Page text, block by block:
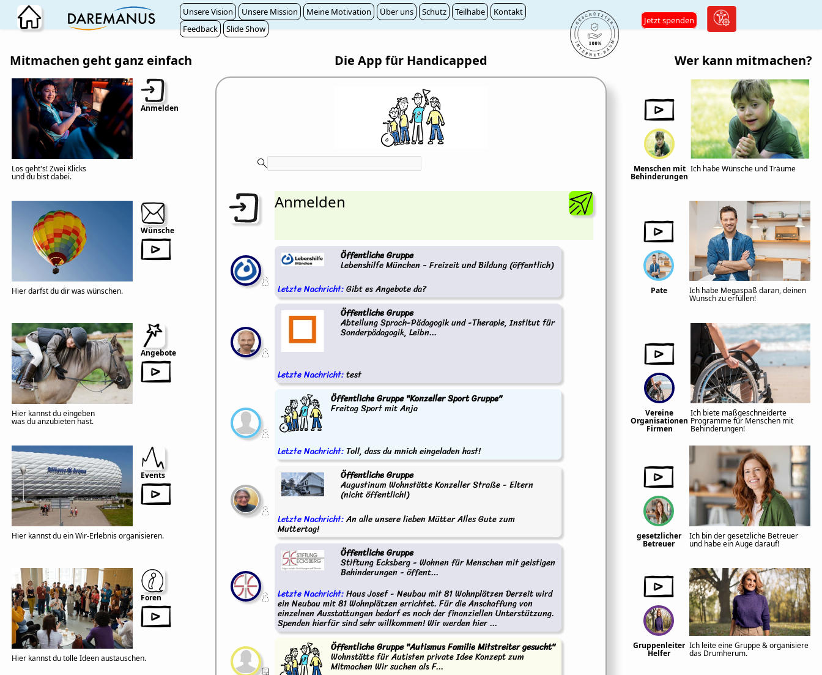
Zum Hauptinhalt wechseln Unsere Vision Unsere Mission Meine Motivation Über uns Schutz Teilhabe
Kontakt
Feedback
Slide Show
Jetzt spenden
Mitmachen geht ganz einfach Die App für Handicapped Wer kann mitmachen?
Anmelden
Los geht's! Zwei Klicks
und du bist dabei.
Wünsche
Hier darfst du dir was wünschen.
Angebote
Hier kannst du eingeben
was du anzubieten hast.
Events
Hier kannst du ein Wir-Erlebnis organisieren.
Foren
Hier kannst du tolle Ideen austauschen.
Anmelden
Öffentliche Gruppe
Lebenshilfe München - Freizeit und Bildung (öffentlich)
Letzte Nachricht:Gibt es Angebote da?
Öffentliche Gruppe
Abteilung Sprach-Pädagogik und -Therapie, Institut für
Sonderpädagogik, Leibn...
Letzte Nachricht:test
Öffentliche Gruppe "Konzeller Sport Gruppe"
Freitag Sport mit Anja
Letzte Nachricht: Toll, dass du mnich eingeladen hast!
Öffentliche Gruppe
Augustinum Wohnstätte Konzeller Straße - Eltern
(nicht öffentlich!)
Letzte Nachricht:An alle unsere lieben Mütter Alles Gute zum
Muttertag!
Öffentliche Gruppe
Stiftung Ecksberg - Wohnen für Menschen mit geistigen
Behinderungen - öffent...
Letzte Nachricht:Haus Josef - Neubau mit 81 Wohnplätzen Derzeit wird
ein Neubau mit 81 Wohnplätzen errichtet. Für die Anschaffung von
einzelnen Ausstattungen bedarf es noch der finanziellen Unterstützung.
Spenden hierfür sind sehr willkommen! Wir werden hier ...
Öffentliche Gruppe "Autismus Familie Mitstreiter gesucht"
Wohnstätte für Autisten private Idee Konzept zum
Mitmachen Wir suchen als F...
Menschen mit
Behinderungen
Ich habe Wünsche und Träume
Pate Ich habe Megaspaß daran, deinen
Wunsch zu erfüllen!
Vereine
Organisationen
Firmen
Ich biete maßgeschneiderte
Programme für Menschen mit
Behinderungen!
gesetzlicher
Betreuer
Ich bin der gesetzliche Betreuer
und habe ein Auge darauf!
Gruppenleiter
Helfer
Ich leite eine Gruppe & organisiere
das Drumherum.